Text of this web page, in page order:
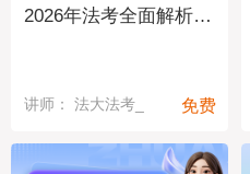
2026年法考全面解析与备考指导
讲师： 法大法考_ 免费